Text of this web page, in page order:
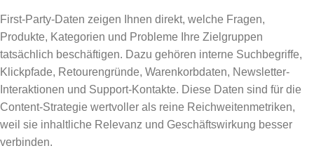
First-Party-Daten zeigen Ihnen direkt, welche Fragen,
Produkte, Kategorien und Probleme Ihre Zielgruppen
tatsächlich beschäftigen. Dazu gehören interne Suchbegriffe,
Klickpfade, Retourengründe, Warenkorbdaten, Newsletter-
Interaktionen und Support-Kontakte. Diese Daten sind für die
Content-Strategie wertvoller als reine Reichweitenmetriken,
weil sie inhaltliche Relevanz und Geschäftswirkung besser
verbinden.